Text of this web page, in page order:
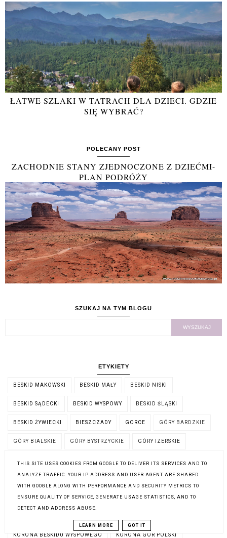
ŁATWE SZLAKI W TATRACH DLA DZIECI. GDZIE
SIĘ WYBRAĆ?
POLECANY POST
ZACHODNIE STANY ZJEDNOCZONE Z DZIEĆMI-
PLAN PODRÓŻY
SZUKAJ NA TYM BLOGU
ETYKIETY
BESKID MAKOWSKI BESKID MAŁY BESKID NISKI
BESKID SĄDECKI BESKID WYSPOWY BESKID ŚLĄSKI
BESKID ŻYWIECKI BIESZCZADY GORCE GÓRY BARDZKIE
GÓRY BIALSKIE GÓRY BYSTRZYCKIE GÓRY IZERSKIE
GÓRY ZŁOTE GÓRY ŚWIĘTOKRZYSKIE
KORONA BESKIDU WYSPOWEGO KORONA GÓR POLSKI
THIS SITE USES COOKIES FROM GOOGLE TO DELIVER ITS SERVICES AND TO
ANALYZE TRAFFIC. YOUR IP ADDRESS AND USER-AGENT ARE SHARED
WITH GOOGLE ALONG WITH PERFORMANCE AND SECURITY METRICS TO
ENSURE QUALITY OF SERVICE, GENERATE USAGE STATISTICS, AND TO
DETECT AND ADDRESS ABUSE.
LEARN MORE GOT IT